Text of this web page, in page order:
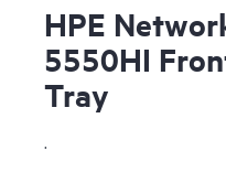
HPE
5550HI
Tray